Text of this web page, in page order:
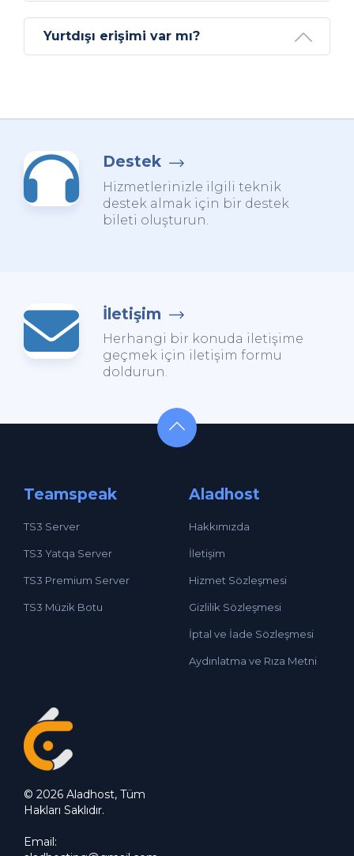
Yurtdışı erişimi var mı?
Destek
Hizmetlerinizle ilgili teknik
destek almak için bir destek
bileti oluşturun.
İletişim
Herhangi bir konuda iletişime
geçmek için iletişim formu
doldurun.
Teamspeak
TS3 Server
TS3 Yatqa Server
TS3 Premium Server
TS3 Müzik Botu
Aladhost
Hakkımızda
İletişim
Hizmet Sözleşmesi
Gizlilik Sözleşmesi
İptal ve İade Sözleşmesi
Aydınlatma ve Rıza Metni
© 2026 Aladhost, Tüm
Hakları Saklıdır.
Email: